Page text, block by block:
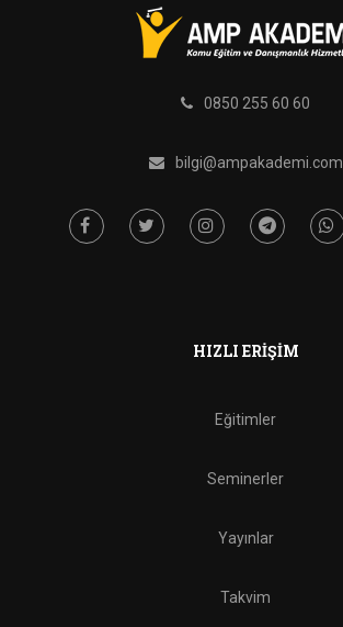
0850 255 60 60
bilgi@ampakademi.com
HIZLI ERIŞIM
Eğitimler
Seminerler
Yayınlar
Takvim